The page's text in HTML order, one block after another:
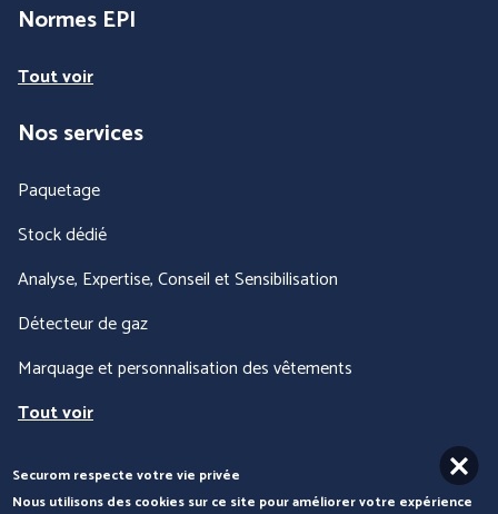
Normes EPI
Tout voir
Nos services
Paquetage
Stock dédié
Analyse, Expertise, Conseil et Sensibilisation
Détecteur de gaz
Marquage et personnalisation des vêtements
Tout voir
Nous contacter
Securom respecte votre vie privée
Nous utilisons des cookies sur ce site pour améliorer votre expérience